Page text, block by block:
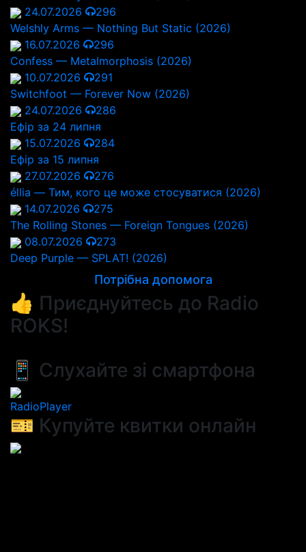
24.07.2026
296
Welshly Arms — Nothing But Static (2026)
16.07.2026
296
Confess — Metalmorphosis (2026)
10.07.2026
291
Switchfoot — Forever Now (2026)
24.07.2026
286
Ефір за 24 липня
15.07.2026
284
Ефір за 15 липня
27.07.2026
276
éllia — Тим, кого це може стосуватися (2026)
14.07.2026
275
The Rolling Stones — Foreign Tongues (2026)
08.07.2026
273
Deep Purple — SPLAT! (2026)
Потрібна допомога
👍 Приєднуйтесь до Radio
ROKS!
📱 Слухайте зі смартфона
RadioPlayer
🎫 Купуйте квитки онлайн